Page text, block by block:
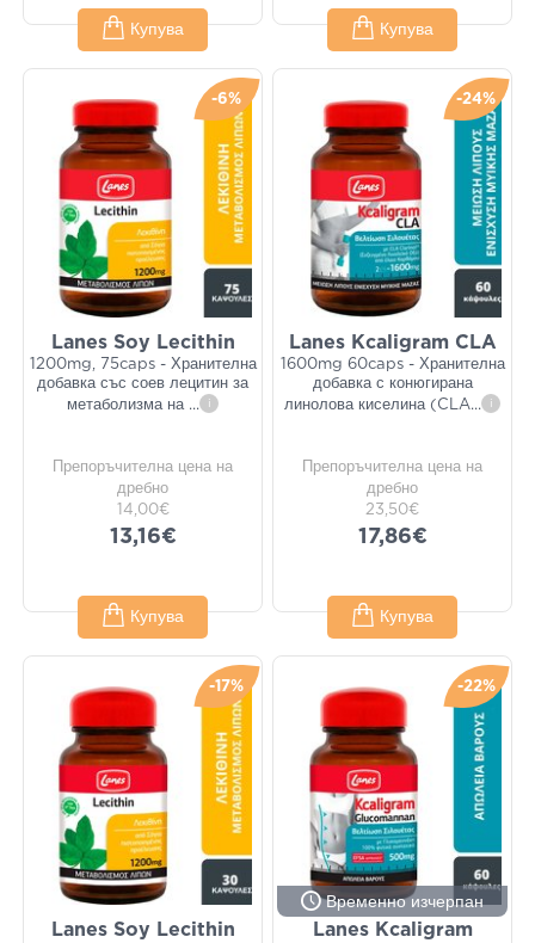
Купува Купува
-6%
Lanes Soy Lecithin
1200mg, 75caps - Хранителна
добавка със соев лецитин за
метаболизма на ... i
Препоръчителна цена на
дребно
14,00€
13,16€
Купува
-24%
Lanes Kcaligram CLA
1600mg 60caps - Хранителна
добавка с конюгирана
линолова киселина (CLA... i
Препоръчителна цена на
дребно
23,50€
17,86€
Купува
-17%
Lanes Soy Lecithin
-22%
Временно изчерпан
Lanes Kcaligram